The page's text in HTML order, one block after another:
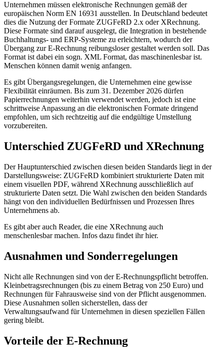
Unternehmen müssen elektronische Rechnungen gemäß der
europäischen Norm EN 16931 ausstellen. In Deutschland bedeutet
dies die Nutzung der Formate ZUGFeRD 2.x oder XRechnung.
Diese Formate sind darauf ausgelegt, die Integration in bestehende
Buchhaltungs- und ERP-Systeme zu erleichtern, wodurch der
Übergang zur E-Rechnung reibungsloser gestaltet werden soll. Das
Format ist dabei ein sogn. XML Format, das maschinenlesbar ist.
Menschen können damit wenig anfangen.
Es gibt Übergangsregelungen, die Unternehmen eine gewisse
Flexibilität einräumen. Bis zum 31. Dezember 2026 dürfen
Papierrechnungen weiterhin verwendet werden, jedoch ist eine
schrittweise Anpassung an die elektronischen Formate dringend
empfohlen, um sich rechtzeitig auf die endgültige Umstellung
vorzubereiten.
Unterschied ZUGFeRD und XRechnung
Der Hauptunterschied zwischen diesen beiden Standards liegt in der
Darstellungsweise: ZUGFeRD kombiniert strukturierte Daten mit
einem visuellen PDF, während XRechnung ausschließlich auf
strukturierte Daten setzt. Die Wahl zwischen den beiden Standards
hängt von den individuellen Bedürfnissen und Prozessen Ihres
Unternehmens ab.
Es gibt aber auch Reader, die eine XRechnung auch
menschenlesbar machen. Infos dazu findet ihr hier.
Ausnahmen und Sonderregelungen
Nicht alle Rechnungen sind von der E-Rechnungspflicht betroffen.
Kleinbetragsrechnungen (bis zu einem Betrag von 250 Euro) und
Rechnungen für Fahrausweise sind von der Pflicht ausgenommen.
Diese Ausnahmen sollen sicherstellen, dass der
Verwaltungsaufwand für Unternehmen in diesen speziellen Fällen
gering bleibt.
Vorteile der E-Rechnung